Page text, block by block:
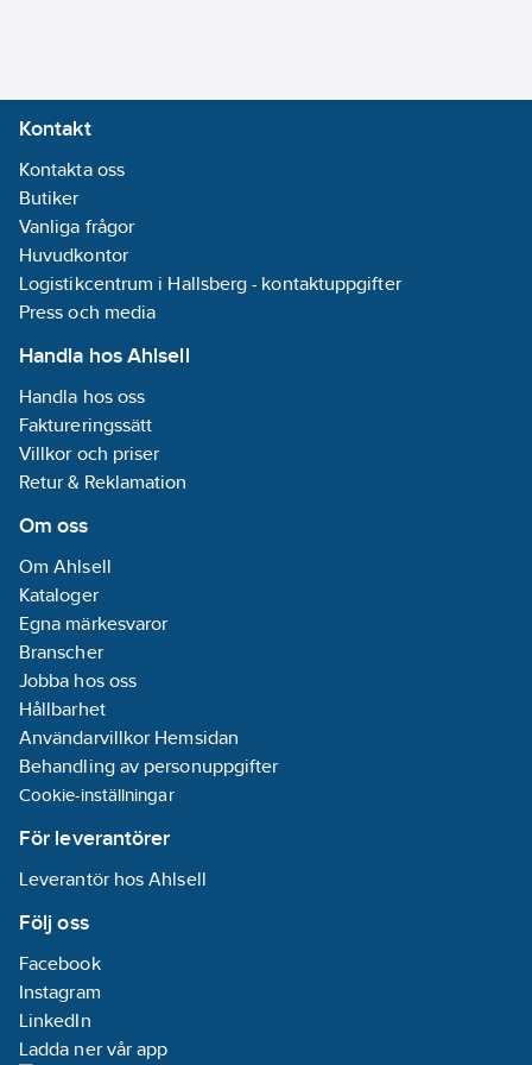
Kontakt
Kontakta oss
Butiker
Vanliga frågor
Huvudkontor
Logistikcentrum i Hallsberg - kontaktuppgifter
Press och media
Handla hos Ahlsell
Handla hos oss
Faktureringssätt
Villkor och priser
Retur & Reklamation
Om oss
Om Ahlsell
Kataloger
Egna märkesvaror
Branscher
Jobba hos oss
Hållbarhet
Användarvillkor Hemsidan
Behandling av personuppgifter
Cookie-inställningar
För leverantörer
Leverantör hos Ahlsell
Följ oss
Facebook
Instagram
LinkedIn
Ladda ner vår app